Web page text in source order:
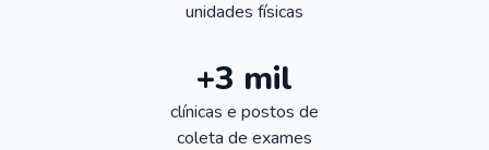
unidades físicas
+3 mil
clínicas e postos de
coleta de exames